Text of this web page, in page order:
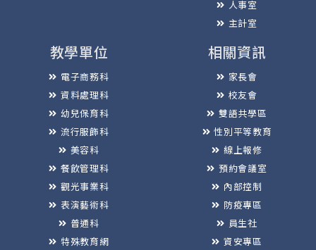
人事室
主計室
教學單位
電子商務科
資料處理科
幼兒保育科
流行服飾科
美容科
餐飲管理科
觀光事業科
表演藝術科
普通科
特殊教育網
相關資訊
家長會
校友會
雙語共學區
性別平等教育
線上報修
預約會議室
內部控制
防疫專區
員生社
資安專區